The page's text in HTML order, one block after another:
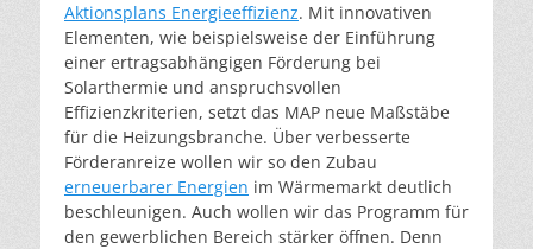
Aktionsplans Energieeffizienz. Mit innovativen
Elementen, wie beispielsweise der Einführung
einer ertragsabhängigen Förderung bei
Solarthermie und anspruchsvollen
Effizienzkriterien, setzt das MAP neue Maßstäbe
für die Heizungsbranche. Über verbesserte
Förderanreize wollen wir so den Zubau
erneuerbarer Energien im Wärmemarkt deutlich
beschleunigen. Auch wollen wir das Programm für
den gewerblichen Bereich stärker öffnen. Denn